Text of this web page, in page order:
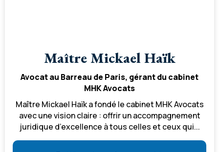
Maître Mickael Haïk
Avocat au Barreau de Paris, gérant du cabinet
MHK Avocats
Maître Mickael Haïk a fondé le cabinet MHK Avocats
avec une vision claire : offrir un accompagnement
juridique d’excellence à tous celles et ceux qui...